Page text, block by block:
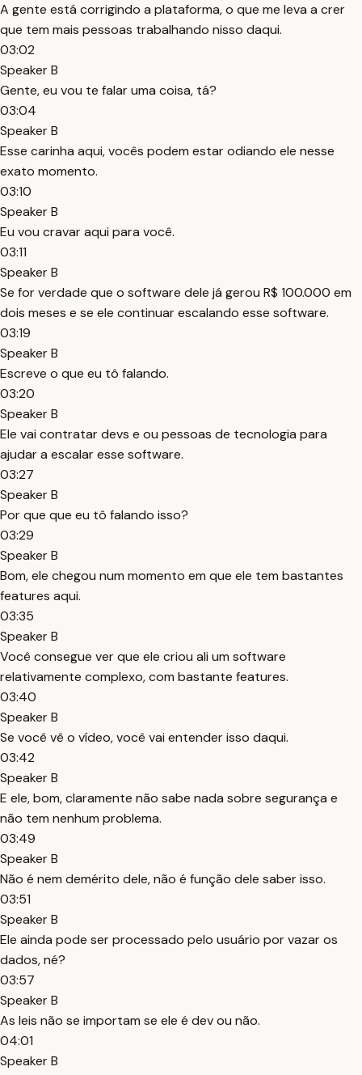
A gente está corrigindo a plataforma, o que me leva a crer
que tem mais pessoas trabalhando nisso daqui.
03:02
Speaker B
Gente, eu vou te falar uma coisa, tá?
03:04
Speaker B
Esse carinha aqui, vocês podem estar odiando ele nesse
exato momento.
03:10
Speaker B
Eu vou cravar aqui para você.
03:11
Speaker B
Se for verdade que o software dele já gerou R$ 100.000 em
dois meses e se ele continuar escalando esse software.
03:19
Speaker B
Escreve o que eu tô falando.
03:20
Speaker B
Ele vai contratar devs e ou pessoas de tecnologia para
ajudar a escalar esse software.
03:27
Speaker B
Por que que eu tô falando isso?
03:29
Speaker B
Bom, ele chegou num momento em que ele tem bastantes
features aqui.
03:35
Speaker B
Você consegue ver que ele criou ali um software
relativamente complexo, com bastante features.
03:40
Speaker B
Se você vê o vídeo, você vai entender isso daqui.
03:42
Speaker B
E ele, bom, claramente não sabe nada sobre segurança e
não tem nenhum problema.
03:49
Speaker B
Não é nem demérito dele, não é função dele saber isso.
03:51
Speaker B
Ele ainda pode ser processado pelo usuário por vazar os
dados, né?
03:57
Speaker B
As leis não se importam se ele é dev ou não.
04:01
Speaker B